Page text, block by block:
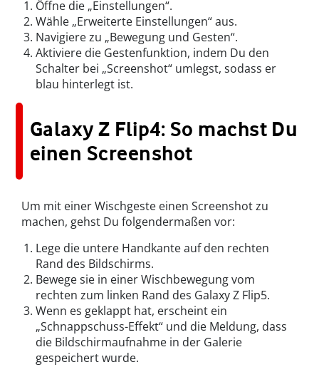
Öffne die „Einstellungen“.
Wähle „Erweiterte Einstellungen“ aus.
Navigiere zu „Bewegung und Gesten“.
Aktiviere die Gestenfunktion, indem Du den
Schalter bei „Screenshot“ umlegst, sodass er
blau hinterlegt ist.
Galaxy Z Flip4: So machst Du
einen Screenshot
Um mit einer Wischgeste einen Screenshot zu
machen, gehst Du folgendermaßen vor:
Lege die untere Handkante auf den rechten
Rand des Bildschirms.
Bewege sie in einer Wischbewegung vom
rechten zum linken Rand des Galaxy Z Flip5.
Wenn es geklappt hat, erscheint ein
„Schnappschuss-Effekt“ und die Meldung, dass
die Bildschirmaufnahme in der Galerie
gespeichert wurde.